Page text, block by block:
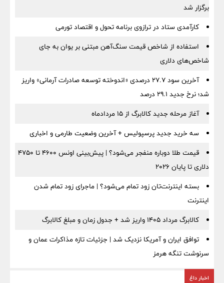
برگزار شد
کارآمدی ستاد در ترازوی برنامه تحول و اقتصاد تورمی
استفاده از شاخص قیمت سنگ‌آهن مبتنی بر یوان به جای
شاخص‌های دلاری
آخرین سود ۲۷.۷ درصدی «اندوخته توسعه صادرات آرمانی» واریز
شد؛ نرخ جدید ۲۹.۱ درصد
آغاز مرحله جدید کالابرگ از ۱۵ مردادماه
سه خرید جدید پرسپولیس + آخرین وضعیت طارمی و اخباری
قیمت طلا دوباره منفجر می‌شود؟ | پیش‌بینی اونس ۴۶۰۰ تا ۴۷۵۰
دلاری تا پایان ۲۰۲۶
بسته اینترنت‌تان زود تمام می‌شود؟ | ماجرای زود تمام شدن
اینترنت
کالابرگ مرداد ۱۴۰۵ واریز شد + جدول زمان و مبلغ کالابرگ
توافق ایران و آمریکا نزدیک شد | جزئیات تازه مذاکرات عمان و
سرنوشت تنگه هرمز
اخبار داغ